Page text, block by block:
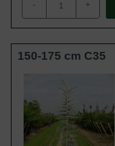
Der Stamm der Blauen
Rinde, die rissig ist
einen schönen
Rinde der Jungtriebe
Die Nadeln der
- +
150-175 cm C35